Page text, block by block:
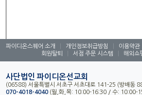
파이디온스퀘어 소개 개인정보취급방침 이용약관
회원탈퇴
서점 주문 시스템 해외쇼
사단법인 파이디온선교회
(06588) 서울특별시 서초구 서초대로 141-25 (방배동
070-4018-4040 (월,화,목: 10:00-16:30 / 수: 10:00-